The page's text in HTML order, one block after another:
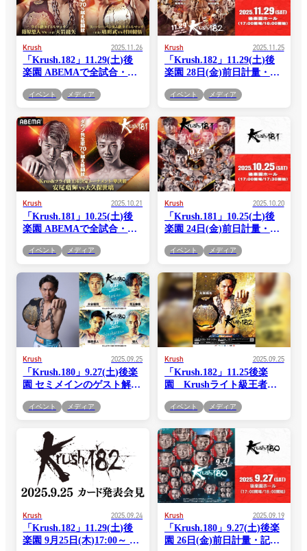
Krush 2025.11.26
「Krush.182」11.29(土)後
楽園 ABEMAで全試合・完
イベント メディア
Krush 2025.11.25
「Krush.182」11.29(土)後
楽園 28日(金)前日計量・記
Live”で生配信!
イベント メディア
Krush 2025.10.21
「Krush.181」10.25(土)後
楽園 ABEMAで全試合・完
イベント メディア
Krush 2025.10.20
「Krush.181」10.25(土)後
楽園 24日(金)前日計量・記
Live”で生配信!
イベント メディア
Krush 2025.09.25
「Krush.180」9.27(土)後楽
園 セミメインのゲスト解説
岩龍矢選手が登場！
イベント メディア
Krush 2025.09.25
「Krush.182」11.25後楽
園 Krushライト級王者大
ルを公開！
イベント メディア
Krush 2025.09.24
「Krush.182」11.29(土)後
楽園 9月25日(木)17:00～ 対
Krush 2025.09.19
「Krush.180」9.27(土)後楽
園 26日(金)前日計量・記者